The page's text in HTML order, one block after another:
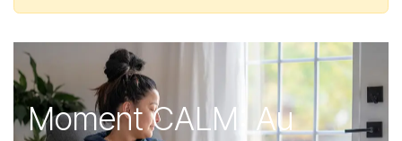
Moment CALM: Au